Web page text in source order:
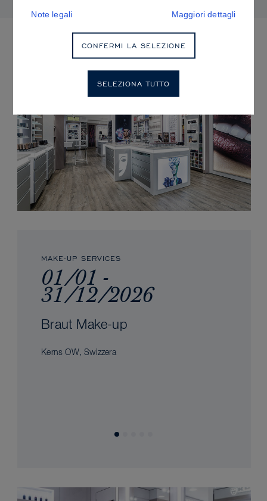
MAKE-UP SERVICES
01/01 -
31/12/2026
Braut Make-up
Kerns OW, Swizzera
Note legali Maggiori dettagli
CONFERMI LA SELEZIONE
SELEZIONA TUTTO